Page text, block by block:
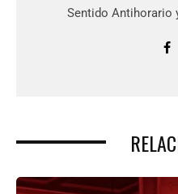
Sentido Antihorario